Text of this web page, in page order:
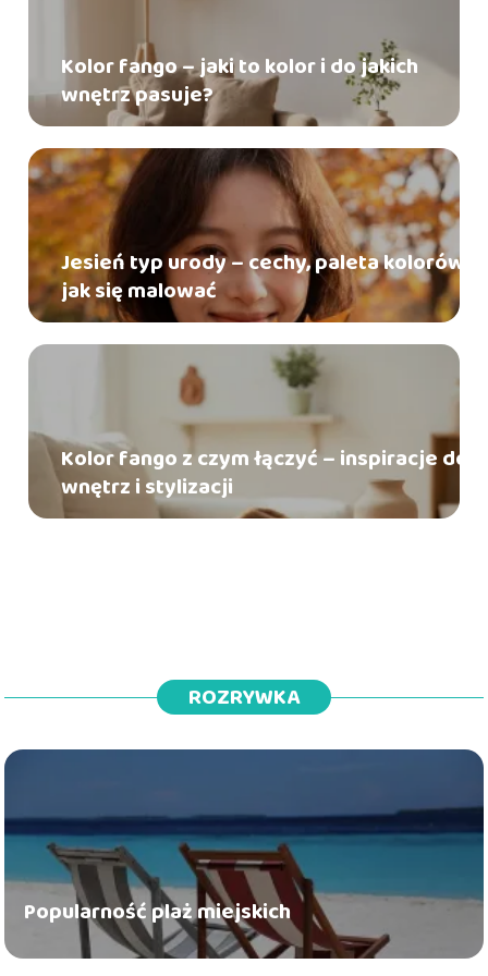
Kolor fango – jaki to kolor i do jakich
wnętrz pasuje?
Jesień typ urody – cechy, paleta kolorów,
jak się malować
Kolor fango z czym łączyć – inspiracje do
wnętrz i stylizacji
ROZRYWKA
Popularność plaż miejskich